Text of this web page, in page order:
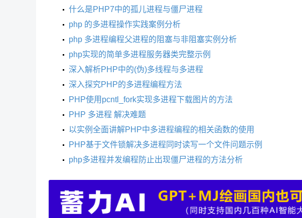
什么是PHP7中的孤儿进程与僵尸进程
php 的多进程操作实践案例分析
php 多进程编程父进程的阻塞与非阻塞实例分析
php实现的简单多进程服务器类完整示例
深入解析PHP中的(伪)多线程与多进程
深入探究PHP的多进程编程方法
PHP使用pcntl_fork实现多进程下载图片的方法
PHP 多进程 解决难题
以实例全面讲解PHP中多进程编程的相关函数的使用
PHP基于文件锁解决多进程同时读写一个文件问题示例
php多进程并发编程防止出现僵尸进程的方法分析